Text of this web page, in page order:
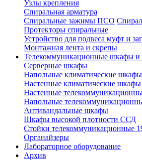
Узлы крепления
Спиральная арматура
Спиральные зажимы ПСО
Протекторы спиральные
Устройство для подвеса муфт и
Монтажная лента и скрепы
Телекоммуникационные шкафы и
Серверные шкафы
Напольные климатические
Настенные климатические шкафы
Настенные
Напольные
Антивандальные шкафы
Шкафы высокой плотности ССД
Стойки телекоммуникационные
Органайзеры
Лабораторное оборудование
Архив